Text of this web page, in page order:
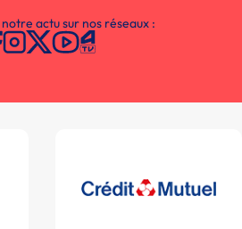
actu sur nos réseaux :